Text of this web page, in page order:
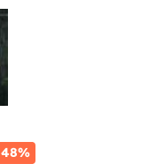
48%